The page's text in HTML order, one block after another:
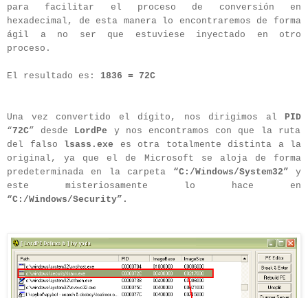
para facilitar el proceso de conversión en
hexadecimal, de esta manera lo encontraremos de forma
ágil a no ser que estuviese inyectado en otro
proceso.
El resultado es: 1836 = 72C
Una vez convertido el dígito, nos dirigimos al
PID
“72C” desde LordPe y nos encontramos con que la ruta
del falso lsass.exe es otra totalmente distinta a la
original, ya que el de Microsoft se aloja de forma
predeterminada en la carpeta “C:/Windows/System32”y
este misteriosamente lo hace en
“C:/Windows/Security”.